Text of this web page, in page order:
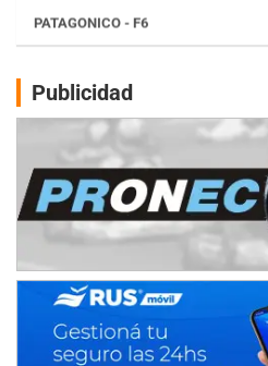
Juventud Unida (Tierra)
Humboldt (Santa Fe)
NORESTE SANTAFESINO - F6
Avellaneda (Santa Fe)
SUR SANTAFESINO - F4
José Samuel Sánchez (Tierra)
Rufino (Santa Fe)
Juan Navarro (Asfalto)
El Timbó (Tucumán)
COBERTURA ESPECIAL DE E-
08/09-AGO
Publicidad